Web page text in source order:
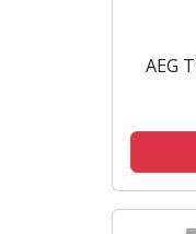
AEG